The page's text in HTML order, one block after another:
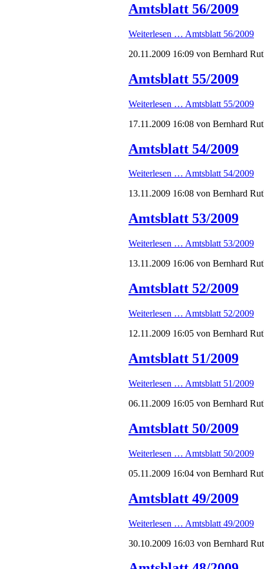
Amtsblatt 56/2009
Weiterlesen … Amtsblatt 56/2009
20.11.2009 16:09 von Bernhard
Amtsblatt 55/2009
Weiterlesen … Amtsblatt 55/2009
17.11.2009 16:08 von Bernhard
Amtsblatt 54/2009
Weiterlesen … Amtsblatt 54/2009
13.11.2009 16:08 von Bernhard
Amtsblatt 53/2009
Weiterlesen … Amtsblatt 53/2009
13.11.2009 16:06 von Bernhard
Amtsblatt 52/2009
Weiterlesen … Amtsblatt 52/2009
12.11.2009 16:05 von Bernhard
Amtsblatt 51/2009
Weiterlesen … Amtsblatt 51/2009
06.11.2009 16:05 von Bernhard
Amtsblatt 50/2009
Weiterlesen … Amtsblatt 50/2009
05.11.2009 16:04 von Bernhard
Amtsblatt 49/2009
Weiterlesen … Amtsblatt 49/2009
30.10.2009 16:03 von Bernhard